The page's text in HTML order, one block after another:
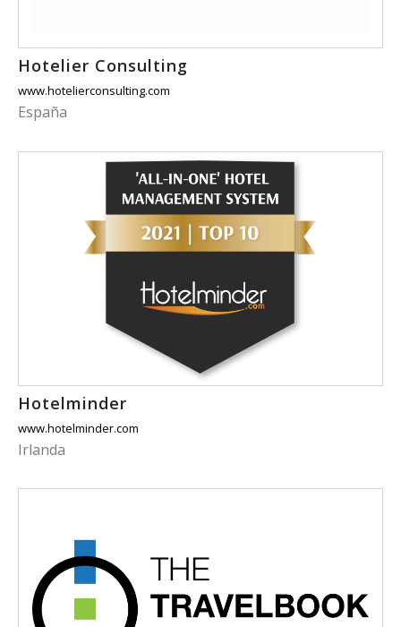
Hotelier Consulting
www.hotelierconsulting.com
España
Hotelminder
www.hotelminder.com
Irlanda